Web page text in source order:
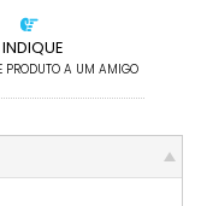
INDIQUE
PRODUTO A UM AMIGO